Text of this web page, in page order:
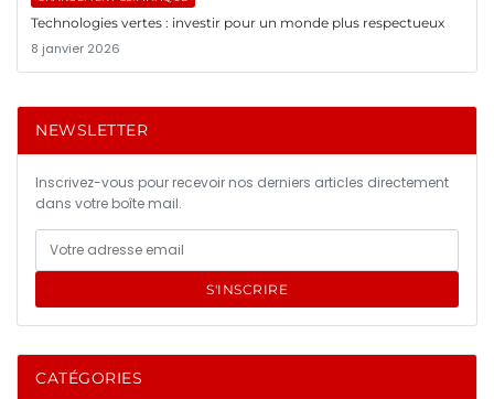
Technologies vertes : investir pour un monde plus respectueux
8 janvier 2026
NEWSLETTER
Inscrivez-vous pour recevoir nos derniers articles directement
dans votre boîte mail.
S'INSCRIRE
CATÉGORIES